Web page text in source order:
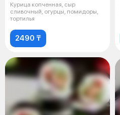
Курица копченная, сыр
сливочный, огурцы, помидоры,
тортилья
2490 ₸